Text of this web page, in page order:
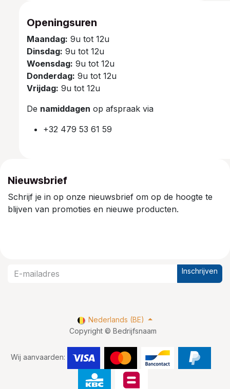
Openingsuren
Maandag: 9u tot 12u
Dinsdag: 9u tot 12u
Woensdag: 9u tot 12u
Donderdag: 9u tot 12u
Vrijdag: 9u tot 12u
De namiddagen op afspraak via
+32 479 53 61 59
Nieuwsbrief
Schrijf je in op onze nieuwsbrief om op de hoogte te
blijven van promoties en nieuwe producten.
Inschrijven
Copyright © Bedrijfsnaam
Wij aanvaarden:
Nederlands (BE)